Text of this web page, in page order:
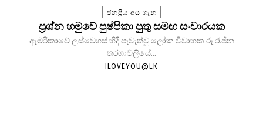
ජනප්‍රිය අය ගැන
ප්‍රශ්න හමුවේ පුෂ්පිකා පුතු සමඟ සංචාරයක
ඇමරිකාවේ ලස්වෙගස් හිදී පැවැත්වූ ලෝක විවාහක රූ රැජින
තරගාවලියේ...
ILOVEYOU@LK